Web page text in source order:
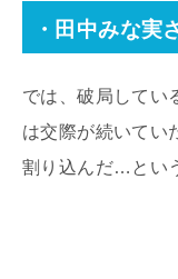
・田中みな実
では、破局してい
は交際が続いてい
割り込んだ…とい